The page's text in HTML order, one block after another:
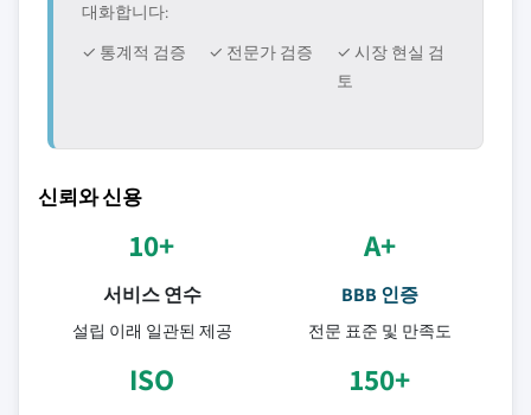
대화합니다:
✓ 통계적 검증
✓ 전문가 검증
✓ 시장 현실 검
토
신뢰와 신용
10+
서비스 연수
설립 이래 일관된 제공
A+
BBB 인증
전문 표준 및 만족도
ISO 150+